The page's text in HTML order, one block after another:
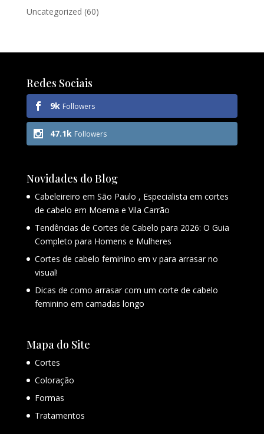
Uncategorized (60)
Redes Sociais
9k Followers
47.1k Followers
Novidades do Blog
Cabeleireiro em São Paulo , Especialista em cortes
de cabelo em Moema e Vila Carrão
Tendências de Cortes de Cabelo para 2026: O Guia
Completo para Homens e Mulheres
Cortes de cabelo feminino em v para arrasar no
visual!
Dicas de como arrasar com um corte de cabelo
feminino em camadas longo
Mapa do Site
Cortes
Coloração
Formas
Tratamentos